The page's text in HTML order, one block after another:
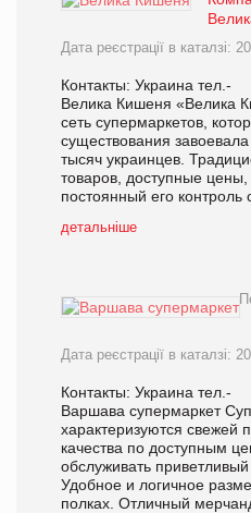
Дата реєстрації в каталзі:
Контакты: Украина тел.-
Велика Кишеня «Велика
сеть супермаркетов,
существования
тысяч украинцев.
товаров, доступные
постоянный его контроль
детальніше
Дата реєстрації в каталзі:
Контакты: Украина тел.-
Варшава супермаркет
характеризуются свежей
качества по доступным
обслуживать
Удобное и логичное
полках. Отличный